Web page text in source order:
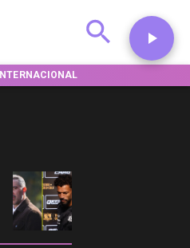
INTERNACIONAL